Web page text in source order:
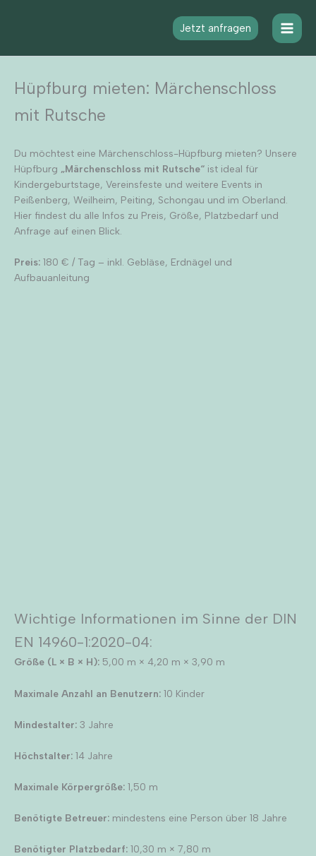
Jetzt anfragen
Hüpfburg mieten: Märchenschloss
mit Rutsche
Du möchtest eine Märchenschloss-Hüpfburg mieten? Unsere
Hüpfburg „Märchenschloss mit Rutsche“ ist ideal für
Kindergeburtstage, Vereinsfeste und weitere Events in
Peißenberg, Weilheim, Peiting, Schongau und im Oberland.
Hier findest du alle Infos zu Preis, Größe, Platzbedarf und
Anfrage auf einen Blick.
Preis: 180 € / Tag – inkl. Gebläse, Erdnägel und
Aufbauanleitung
Wichtige Informationen im Sinne der DIN
EN 14960-1:2020-04:
Größe (L × B × H): 5,00 m × 4,20 m × 3,90 m
Maximale Anzahl an Benutzern: 10 Kinder
Mindestalter: 3 Jahre
Höchstalter: 14 Jahre
Maximale Körpergröße: 1,50 m
Benötigte Betreuer: mindestens eine Person über 18 Jahre
Benötigter Platzbedarf: 10,30 m × 7,80 m